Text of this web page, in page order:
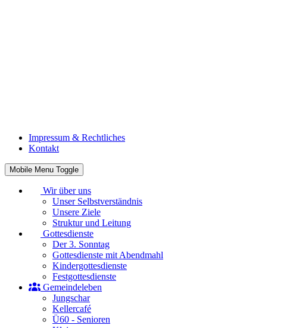
Impressum & Rechtliches
Kontakt
Mobile Menu Toggle
Wir über uns
Unser Selbstverständnis
Unsere Ziele
Struktur und Leitung
Gottesdienste
Der 3. Sonntag
Gottesdienste mit Abendmahl
Kindergottesdienste
Festgottesdienste
Gemeindeleben
Jungschar
Kellercafé
Ü60 - Senioren